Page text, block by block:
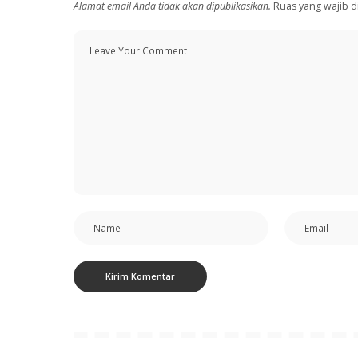
Alamat email Anda tidak akan dipublikasikan. Ruas yang wajib